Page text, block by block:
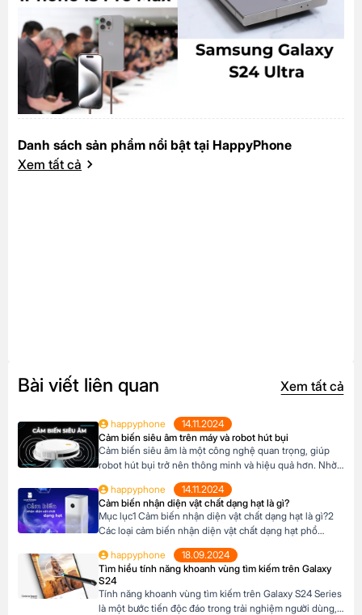
Danh sách sản phẩm nổi bật tại HappyPhone
Xem tất cả
Bài viết liên quan Xem tất cả
happyphone
14.11.2024
Cảm biến siêu âm trên máy và robot hút bụi
Cảm biến siêu âm là một công nghệ quan trọng, giúp
robot hút bụi trở nên thông minh và hiệu quả hơn. Nhờ
cửa mà không cần sự can thiệp của con người. Khi chọn
mua robot hút bụi, hãy ưu tiên […]
happyphone
14.11.2024
Cảm biến nhận diện vật chất dạng hạt là gì?
Mục lục1 Cảm biến nhận diện vật chất dạng hạt là gì?2
Các loại cảm biến nhận diện vật chất dạng hạt phổ
Cảm biến nhận diện vật chất dạng hạt là gì? Cảm biến
nhận diện vật chất dạng hạt là một thiết […]
happyphone
18.09.2024
Tìm hiểu tính năng khoanh vùng tìm kiếm trên Galaxy
S24
Tính năng khoanh vùng tìm kiếm trên Galaxy S24 Series
là một bước tiến độc đáo trong trải nghiệm người dùng,